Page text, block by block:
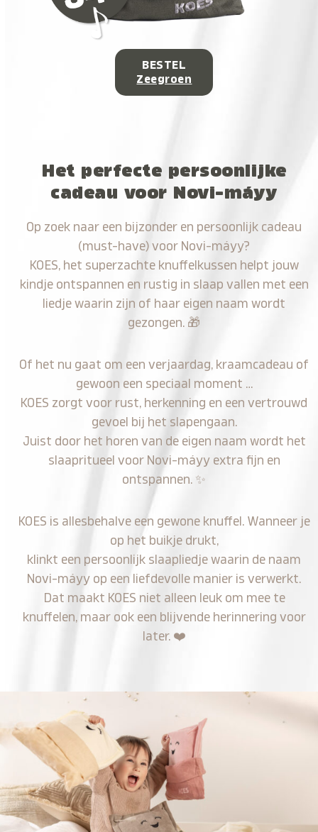
BESTEL
Zeegroen
Het perfecte persoonlijke
cadeau voor Novi-máyy
Op zoek naar een bijzonder en persoonlijk cadeau
(must-have) voor Novi-máyy?
KOES, het superzachte knuffelkussen helpt jouw
kindje ontspannen en rustig in slaap vallen met een
liedje waarin zijn of haar eigen naam wordt
gezongen. 🎁
Of het nu gaat om een verjaardag, kraamcadeau of
gewoon een speciaal moment …
KOES zorgt voor rust, herkenning en een vertrouwd
gevoel bij het slapengaan.
Juist door het horen van de eigen naam wordt het
slaapritueel voor Novi-máyy extra fijn en
ontspannen. ✨
KOES is allesbehalve een gewone knuffel. Wanneer je
op het buikje drukt,
klinkt een persoonlijk slaapliedje waarin de naam
Novi-máyy op een liefdevolle manier is verwerkt.
Dat maakt KOES niet alleen leuk om mee te
knuffelen, maar ook een blijvende herinnering voor
later. ❤️